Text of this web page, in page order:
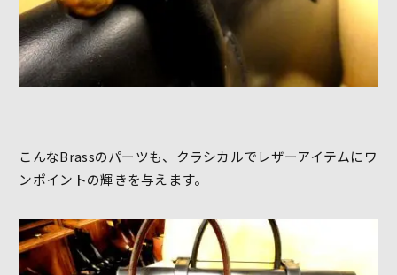
こんなBrassのパーツも、クラシカルでレザーアイテムにワ
ンポイントの輝きを与えます。